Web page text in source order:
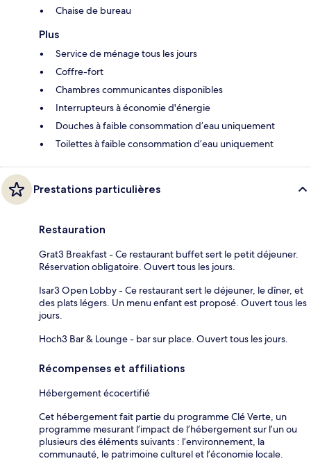
Chaise de bureau
Plus
Service de ménage tous les jours
Coffre-fort
Chambres communicantes disponibles
Interrupteurs à économie d'énergie
Douches à faible consommation d’eau uniquement
Toilettes à faible consommation d’eau uniquement
Prestations particulières
Restauration
Grat3 Breakfast - Ce restaurant buffet sert le petit déjeuner.
Réservation obligatoire. Ouvert tous les jours.
Isar3 Open Lobby - Ce restaurant sert le déjeuner, le dîner, et
des plats légers. Un menu enfant est proposé. Ouvert tous les
jours.
Hoch3 Bar & Lounge - bar sur place. Ouvert tous les jours.
Récompenses et affiliations
Hébergement écocertifié
Cet hébergement fait partie du programme Clé Verte, un
programme mesurant l’impact de l’hébergement sur l’un ou
plusieurs des éléments suivants : l’environnement, la
communauté, le patrimoine culturel et l’économie locale.